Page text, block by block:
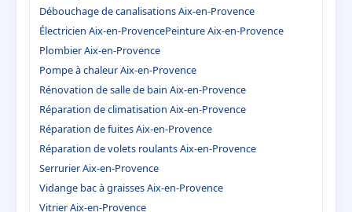
Débouchage de canalisations Aix-en-Provence
Électricien Aix-en-ProvencePeinture Aix-en-Provence
Plombier Aix-en-Provence
Pompe à chaleur Aix-en-Provence
Rénovation de salle de bain Aix-en-Provence
Réparation de climatisation Aix-en-Provence
Réparation de fuites Aix-en-Provence
Réparation de volets roulants Aix-en-Provence
Serrurier Aix-en-Provence
Vidange bac à graisses Aix-en-Provence
Vitrier Aix-en-Provence